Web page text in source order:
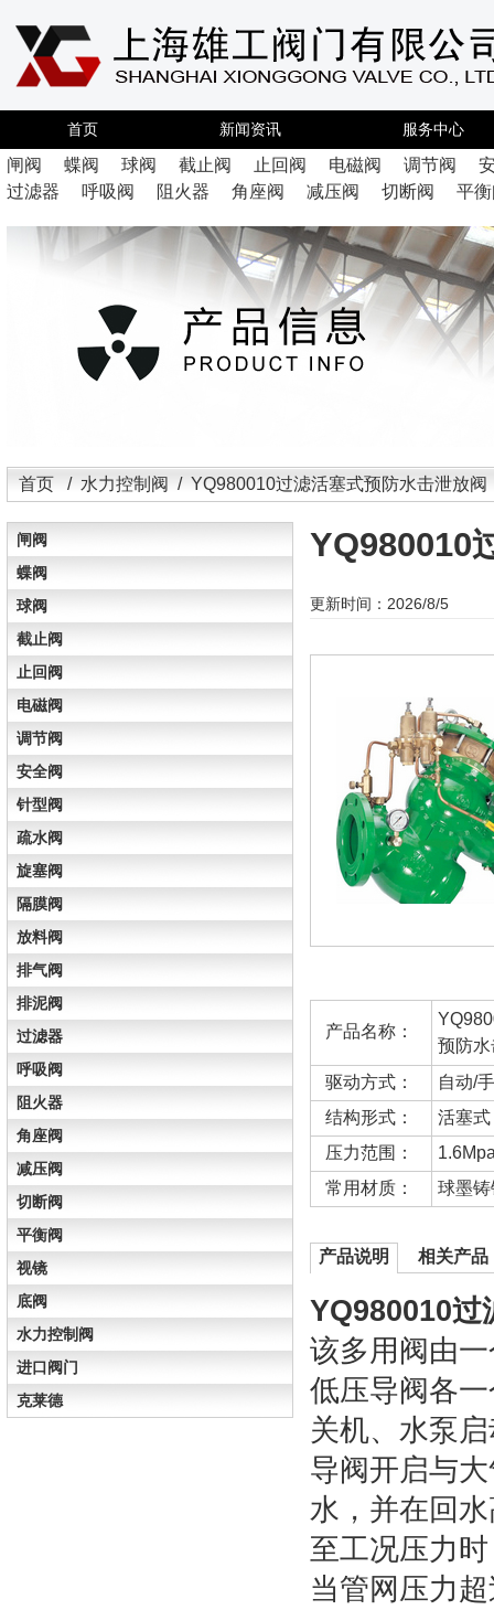
首页 新闻资讯 服务中心
闸阀 蝶阀 球阀 截止阀 止回阀 电磁阀 调节阀
过滤器
呼吸阀 阻火器 角座阀 减压阀 切断阀 平
首页 / 水力控制阀 / YQ980010过滤活塞式预防水击泄放阀
闸阀
蝶阀
球阀
截止阀
止回阀
电磁阀
调节阀
安全阀
针型阀
疏水阀
旋塞阀
隔膜阀
放料阀
排气阀
排泥阀
过滤器
呼吸阀
阻火器
角座阀
减压阀
切断阀
平衡阀
视镜
底阀
水力控制阀
进口阀门
克莱德
YQ980010
更新时间：2026/8/5
产品名称：
预防
驱动方式：
自动/
结构形式：
活塞式
压力范围：
常用材质：
球墨
产品说明 相关产品
YQ980010过
该多用阀由
低压导阀各
关机、水泵
导阀开启与
水，并在回
至工况压力
当管网压力